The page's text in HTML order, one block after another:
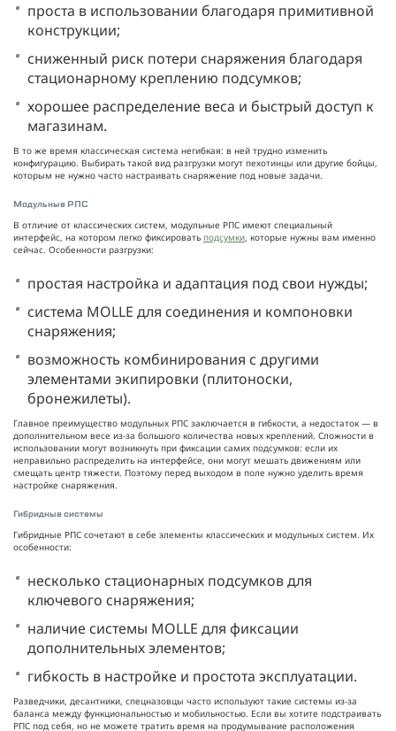
проста в использовании благодаря примитивной
конструкции;
сниженный риск потери снаряжения благодаря
стационарному креплению подсумков;
хорошее распределение веса и быстрый доступ к
магазинам.
В то же время классическая система негибкая: в ней трудно изменить
конфигурацию. Выбирать такой вид разгрузки могут пехотинцы или другие бойцы,
которым не нужно часто настраивать снаряжение под новые задачи.
Модульные РПС
В отличие от классических систем, модульные РПС имеют специальный
интерфейс, на котором легко фиксировать подсумки, которые нужны вам именно
сейчас. Особенности разгрузки:
простая настройка и адаптация под свои нужды;
система MOLLE для соединения и компоновки
снаряжения;
возможность комбинирования с другими
элементами экипировки (плитоноски,
бронежилеты).
Главное преимущество модульных РПС заключается в гибкости, а недостаток — в
дополнительном весе из-за большого количества новых креплений. Сложности в
использовании могут возникнуть при фиксации самих подсумков: если их
неправильно распределить на интерфейсе, они могут мешать движениям или
смещать центр тяжести. Поэтому перед выходом в поле нужно уделить время
настройке снаряжения.
Гибридные системы
Гибридные РПС сочетают в себе элементы классических и модульных систем. Их
особенности:
несколько стационарных подсумков для
ключевого снаряжения;
наличие системы MOLLE для фиксации
дополнительных элементов;
гибкость в настройке и простота эксплуатации.
Разведчики, десантники, спецназовцы часто используют такие системы из-за
баланса между функциональностью и мобильностью. Если вы хотите подстраивать
РПС под себя, но не можете тратить время на продумывание расположения